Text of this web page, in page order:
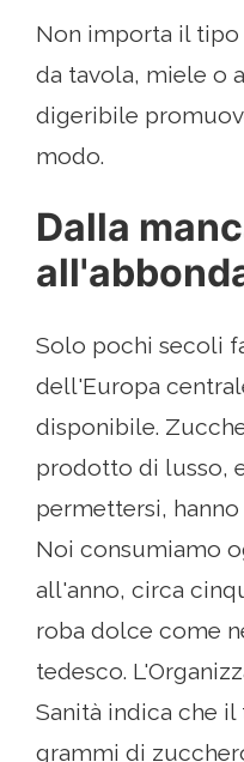
Non importa il
da tavola, miele o
digeribile
modo.
Dalla
Solo pochi secoli
dell'Europa
disponibile.
prodotto di lusso,
permettersi,
Noi consumiamo
all'anno, circa
roba dolce come
tedesco.
Sanità indica che
grammi di